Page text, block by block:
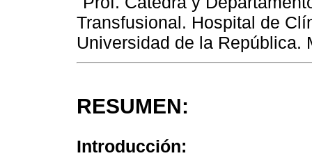
Transfusional. Hospital de
Universidad de la República.
RESUMEN:
Introducción: